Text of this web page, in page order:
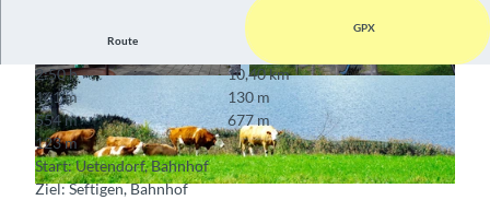
© Walter Gerber, Berner Wanderwege
© Walter Gerber, Berner Wanderwege © Walter Gerber, Berner Wanderwege
Route
GPX
2:50 h
10,40 km
161 m
130 m
554 m
677 m
123 m
Start: Uetendorf, Bahnhof
Ziel: Seftigen, Bahnhof